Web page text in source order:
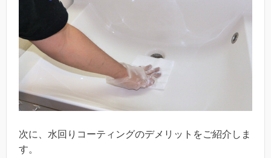
次に、水回りコーティングのデメリットをご紹介しま
す。